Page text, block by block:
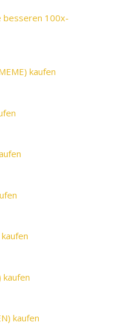
besseren 100x-
kaufen
kaufen
kaufen